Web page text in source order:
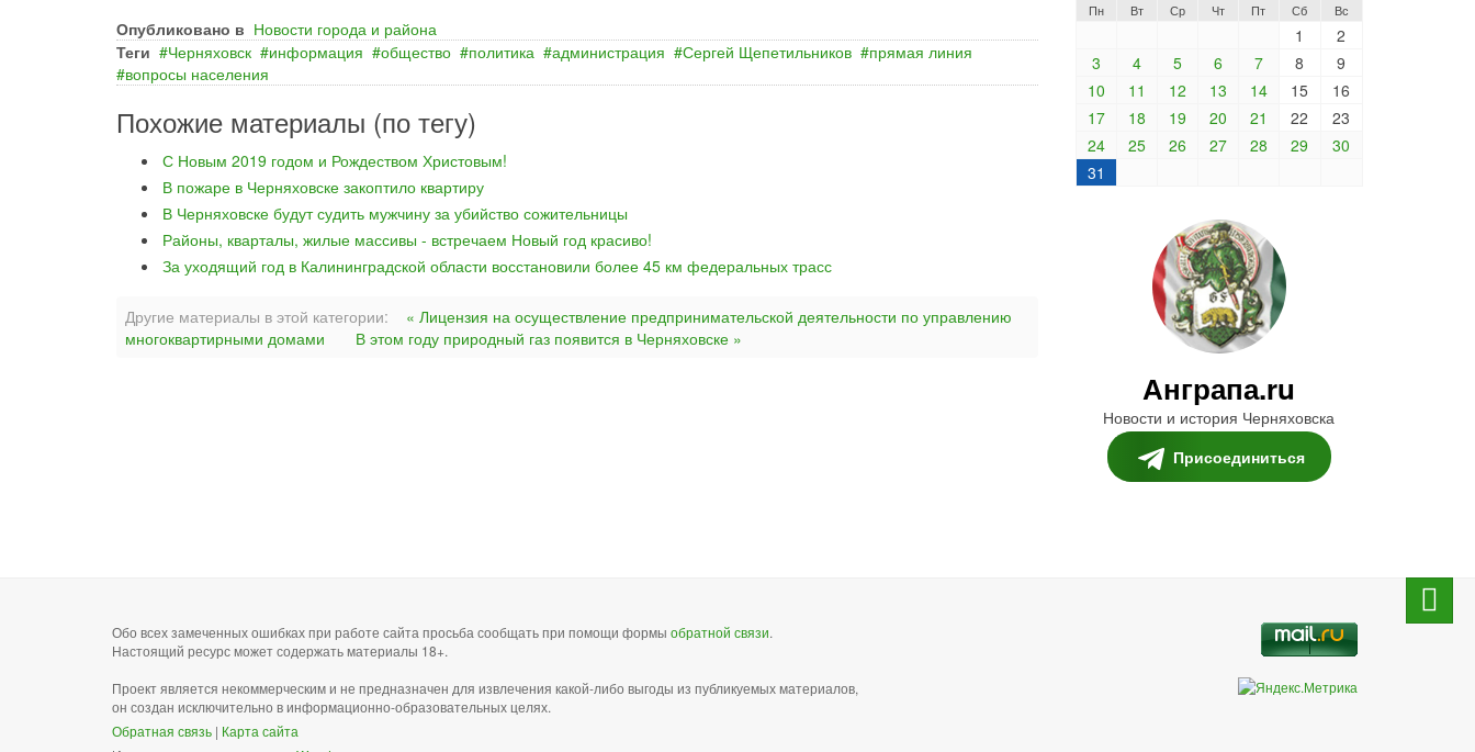
Опубликовано в Новости города и района
Теги
Черняховск информация общество политика администрация Сергей Щепетильников
прямая линия
вопросы населения
Похожие материалы (по тегу)
С Новым 2019 годом и Рождеством Христовым!
В пожаре в Черняховске закоптило квартиру
В Черняховске будут судить мужчину за убийство сожительницы
Районы, кварталы, жилые массивы - встречаем Новый год красиво!
За уходящий год в Калининградской области восстановили более 45 км федеральных трасс
Другие материалы в этой категории:
« Лицензия на осуществление предпринимательской деятельности по управлению
многоквартирными домами
В этом году природный газ появится в Черняховске »
Пн Вт Ср Чт Пт Сб Вс
1
2
3
4 5 6 7 8
9
10
11 12 13 14 15
16
17
18 19 20 21 22
23
24
25 26 27 28 29
30
31
Анграпа.ru
Новости и история Черняховска
Присоединиться
Обо всех замеченных ошибках при работе сайта просьба сообщать при помощи формы обратной связи.
Настоящий ресурс может содержать материалы 18+.
Проект является некоммерческим и не предназначен для извлечения какой-либо выгоды из публикуемых материалов,
он создан исключительно в информационно-образовательных целях.
Обратная связь | Карта сайта